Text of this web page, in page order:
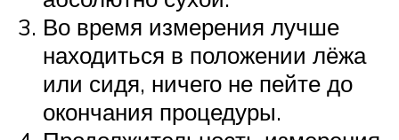
Во время измерения лучше
находиться в положении лёжа
или сидя, ничего не пейте до
окончания процедуры.